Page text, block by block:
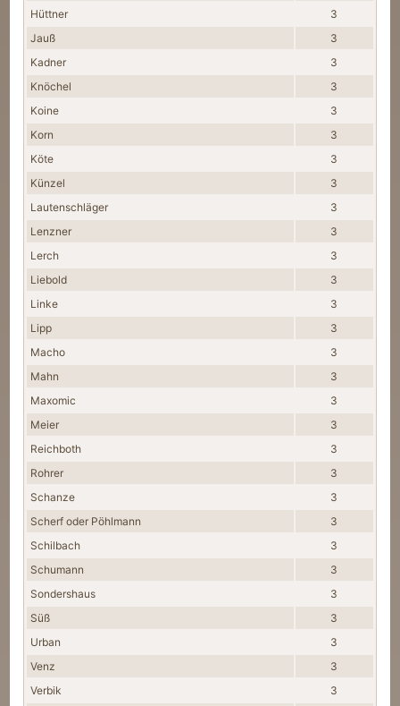
Hüttner
3
Jauß
3
Kadner
3
Knöchel
3
Koine
3
Korn
3
Köte
3
Künzel
3
Lautenschläger
3
Lenzner
3
Lerch
3
Liebold
3
Linke
3
Lipp
3
Macho
3
Mahn
3
Maxomic
3
Meier
3
Reichboth
3
Rohrer
3
Schanze
3
Scherf oder Pöhlmann
3
Schilbach
3
Schumann
3
Sondershaus
3
Süß
3
Urban
3
Venz
3
Verbik
3